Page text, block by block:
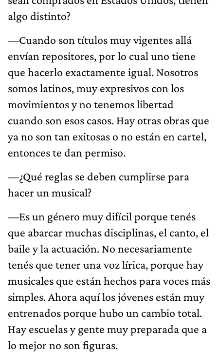
algo distinto?
—Cuando son títulos muy vigentes allá
envían repositores, por lo cual uno tiene
que hacerlo exactamente igual. Nosotros
somos latinos, muy expresivos con los
movimientos y no tenemos libertad
cuando son esos casos. Hay otras obras que
ya no son tan exitosas o no están en cartel,
entonces te dan permiso.
—¿Qué reglas se deben cumplirse para
hacer un musical?
—Es un género muy difícil porque tenés
que abarcar muchas disciplinas, el canto, el
baile y la actuación. No necesariamente
tenés que tener una voz lírica, porque hay
musicales que están hechos para voces más
simples. Ahora aquí los jóvenes están muy
entrenados porque hubo un cambio total.
Hay escuelas y gente muy preparada que a
lo mejor no son figuras.